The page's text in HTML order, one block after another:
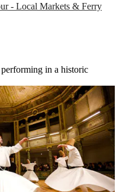
- Local Markets & Ferry
in a historic